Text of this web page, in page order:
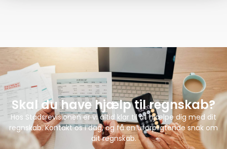
Skal du have hjælp til regnskab?
Hos Stadsrevisionen er vi altid klar til at hjælpe dig med dit
regnskab. Kontakt os i dag, og få en uforpligtende snak om
dit regnskab.